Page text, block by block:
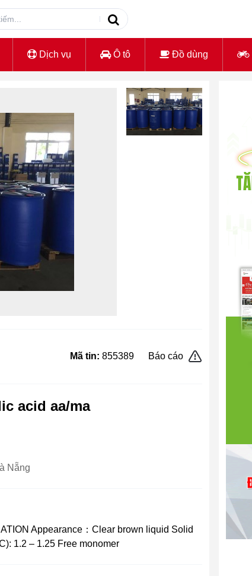
Dịch vụ Ô tô Đồ dùng
Mã tin: 855389 Báo cáo
acid aa/ma
Nẵng
Appearance：Clear brown liquid Solid
1.2 – 1.25 Free monomer